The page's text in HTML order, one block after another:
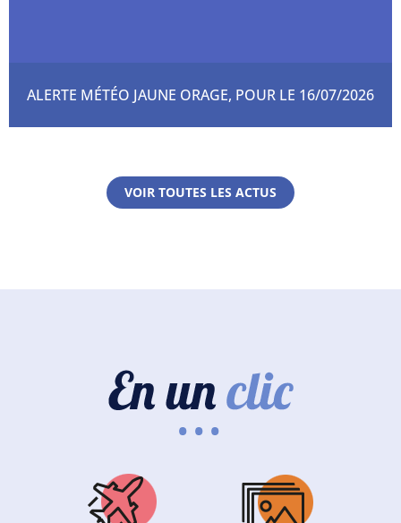
ALERTE MÉTÉO JAUNE ORAGE, POUR LE 16/07/2026
VOIR TOUTES LES ACTUS